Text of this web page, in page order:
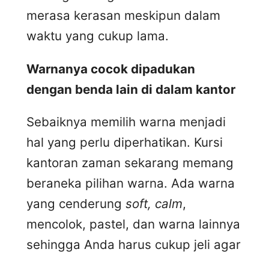
merasa kerasan meskipun dalam
waktu yang cukup lama.
Warnanya cocok dipadukan
dengan benda lain di dalam kantor
Sebaiknya memilih warna menjadi
hal yang perlu diperhatikan. Kursi
kantoran zaman sekarang memang
beraneka pilihan warna. Ada warna
yang cenderung soft, calm,
mencolok, pastel, dan warna lainnya
sehingga Anda harus cukup jeli agar